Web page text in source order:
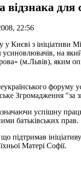
відзнака для
22:56
у Києві з ініціативи
на
(м.Львів), яким
форуму
Згромадження "за
успішну працю
батьківських прав.
підтримав
Матері Софії.